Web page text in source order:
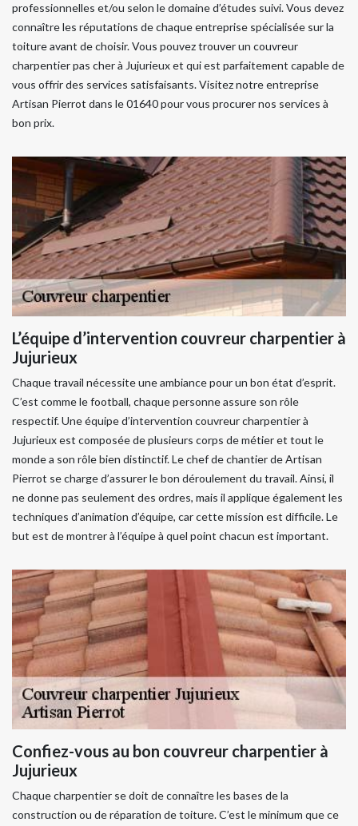
professionnelles et/ou selon le domaine d’études suivi. Vous devez
connaître les réputations de chaque entreprise spécialisée sur la
toiture avant de choisir. Vous pouvez trouver un couvreur
charpentier pas cher à Jujurieux et qui est parfaitement capable de
vous offrir des services satisfaisants. Visitez notre entreprise
Artisan Pierrot dans le 01640 pour vous procurer nos services à
bon prix.
L’équipe d’intervention couvreur charpentier à
Jujurieux
Chaque travail nécessite une ambiance pour un bon état d’esprit.
C’est comme le football, chaque personne assure son rôle
respectif. Une équipe d’intervention couvreur charpentier à
Jujurieux est composée de plusieurs corps de métier et tout le
monde a son rôle bien distinctif. Le chef de chantier de Artisan
Pierrot se charge d’assurer le bon déroulement du travail. Ainsi, il
ne donne pas seulement des ordres, mais il applique également les
techniques d’animation d’équipe, car cette mission est difficile. Le
but est de montrer à l’équipe à quel point chacun est important.
Confiez-vous au bon couvreur charpentier à
Jujurieux
Chaque charpentier se doit de connaître les bases de la
construction ou de réparation de toiture. C’est le minimum que ce